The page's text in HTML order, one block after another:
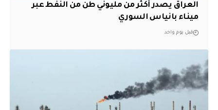
العراق يصدر أكثر من مليوني طن من النفط عبر
ميناء بانياس السوري
قبل يوم واحد